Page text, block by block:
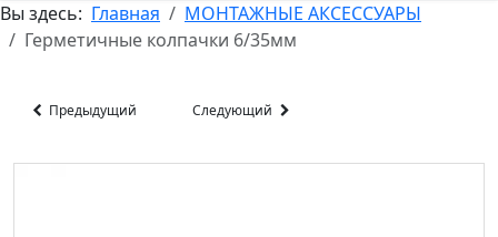
Вы здесь: Главная
МОНТАЖНЫЕ АКСЕССУАРЫ
Герметичные колпачки 6/35мм
Предыдущий Следующий